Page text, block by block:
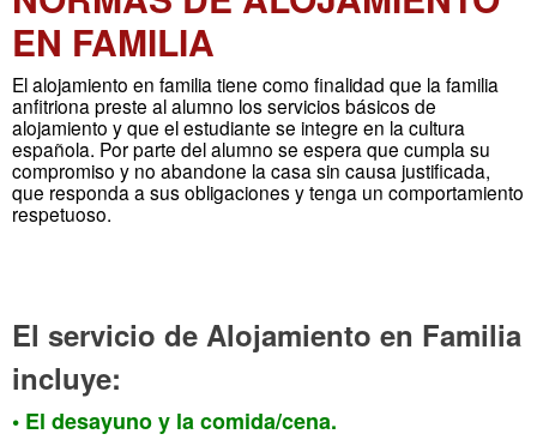
EN FAMILIA
El alojamiento en familia tiene como finalidad que la familia
anfitriona preste al alumno los servicios básicos de
alojamiento y que el estudiante se integre en la cultura
española. Por parte del alumno se espera que cumpla su
compromiso y no abandone la casa sin causa justificada,
que responda a sus obligaciones y tenga un comportamiento
respetuoso.
El servicio de Alojamiento en Familia
incluye:
• El desayuno y la comida/cena.